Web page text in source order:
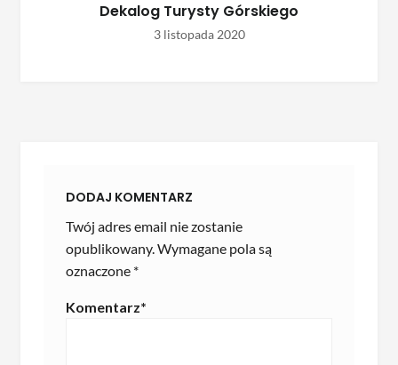
Dekalog Turysty Górskiego
3 listopada 2020
DODAJ KOMENTARZ
Twój adres email nie zostanie
opublikowany.Wymagane pola są
oznaczone *
Komentarz*